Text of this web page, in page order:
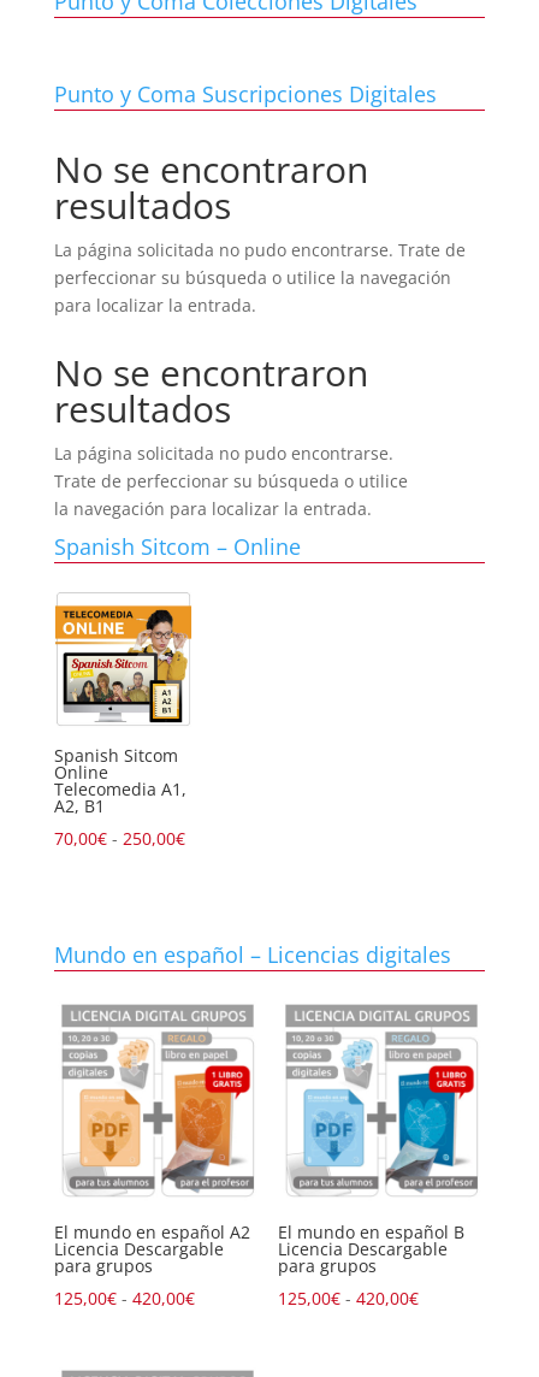
Punto y Coma Suscripciones Digitales
No se encontraron
resultados
La página solicitada no pudo encontrarse. Trate de
perfeccionar su búsqueda o utilice la navegación
para localizar la entrada.
No se encontraron
resultados
La página solicitada no pudo encontrarse.
Trate de perfeccionar su búsqueda o utilice
la navegación para localizar la entrada.
Spanish Sitcom – Online
Spanish Sitcom
Online
Telecomedia A1,
A2, B1
70,00€ - 250,00€Rango
70,00€
250,00€
Mundo en español – Licencias digitales
El mundo en español A2
Licencia Descargable
para grupos
125,00€ - 420,00€Rango
El mundo en español B
Licencia Descargable
para grupos
125,00€ - 420,00€Rango